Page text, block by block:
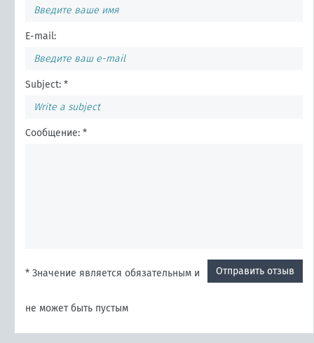
E-mail:
Subject: *
Сообщение: *
Отправить отзыв
* Значение является обязательным и
не может быть пустым